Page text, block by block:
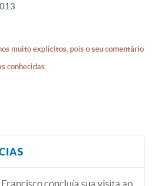
muito explícitos, pois o seu comentário
conhecidas.
concluía sua visita ao